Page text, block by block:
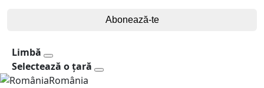
Abonează-te
Limbă
Selectează o țară
România